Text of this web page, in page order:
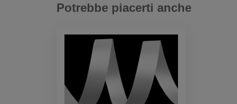
Potrebbe piacerti anche